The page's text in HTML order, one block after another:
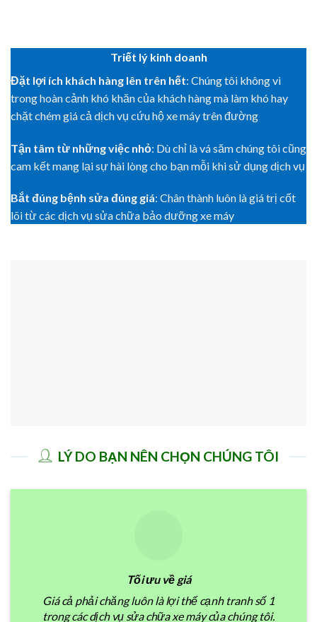
Triết lý kinh doanh
Đặt lợi ích khách hàng lên trên hết: Chúng tôi không vì
trong hoàn cảnh khó khăn của khách hàng mà làm khó hay
chặt chém giá cả dịch vụ cứu hộ xe máy trên đường
Tận tâm từ những việc nhỏ: Dù chỉ là vá săm chúng tôi cũng
cam kết mang lại sự hài lòng cho bạn mỗi khi sử dụng dịch vụ
Bắt đúng bệnh sửa đúng giá: Chân thành luôn là giá trị cốt
lõi từ các dịch vụ sửa chữa bảo dưỡng xe máy
LÝ DO BẠN NÊN CHỌN CHÚNG TÔI
Tối ưu về giá
Giá cả phải chăng luôn là lợi thế cạnh tranh số 1
trong các dịch vụ sửa chữa xe máy của chúng tôi.